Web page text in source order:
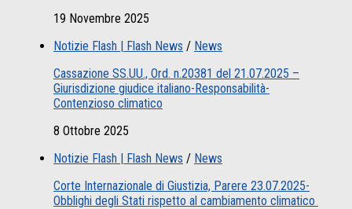
19 Novembre 2025
Notizie Flash | Flash News / News
Cassazione SS.UU., Ord. n.20381 del 21.07.2025 –
Giurisdizione giudice italiano-Responsabilità-
Contenzioso climatico
8 Ottobre 2025
Notizie Flash | Flash News / News
Corte Internazionale di Giustizia, Parere 23.07.2025-
Obblighi degli Stati rispetto al cambiamento climatico